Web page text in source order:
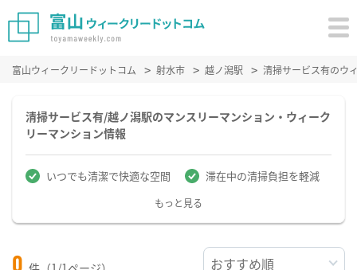
富山ウィークリードットコム 射水市 越ノ潟駅 清掃サービス有のウ
清掃サービス有/越ノ潟駅のマンスリーマンション・ウィーク
リーマンション情報
いつでも清潔で快適な空間 滞在中の清掃負担を軽減
もっと見る
0